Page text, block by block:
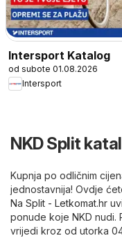
Intersport Katalog
od subote 01.08.2026
Intersport
NKD Split
Kupnja po odličnim
jednostavnija! Ovdje
Na Split - Letkomat.hr
ponude koje NKD nudi.
vrijedi kroz od utorka